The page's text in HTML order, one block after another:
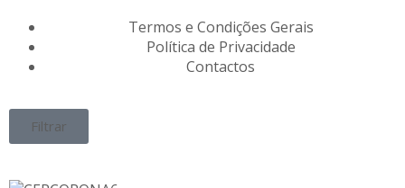
Termos e Condições Gerais
Política de Privacidade
Contactos
Filtrar